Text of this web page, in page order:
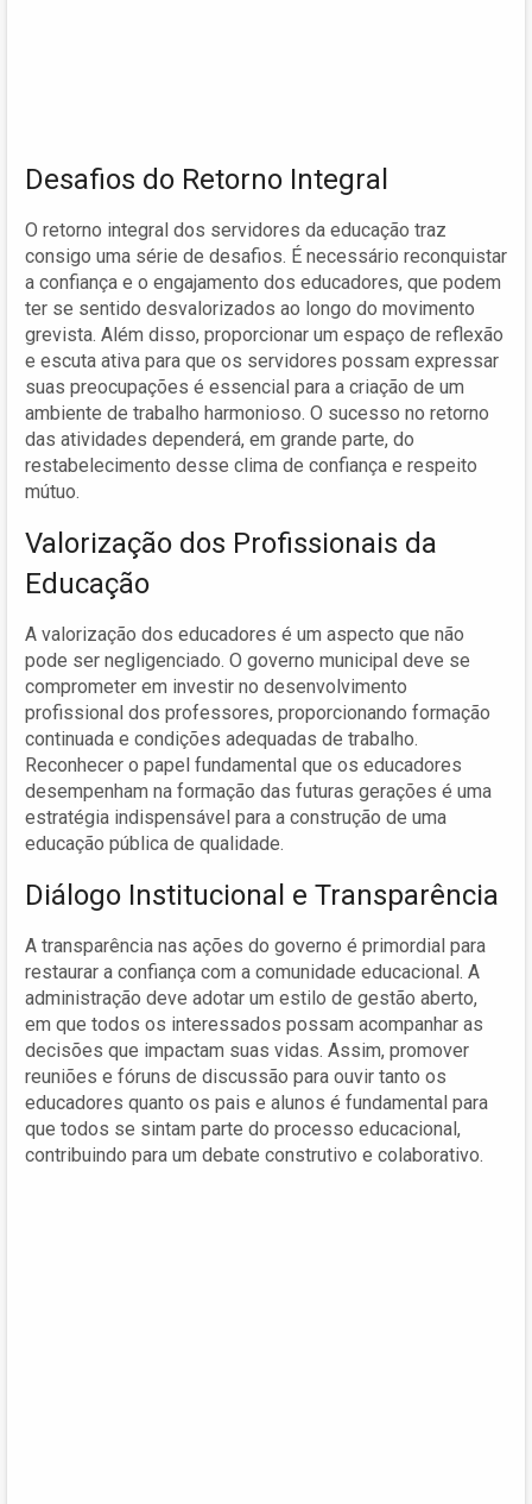
Desafios do Retorno Integral
O retorno integral dos servidores da educação traz
consigo uma série de desafios. É necessário reconquistar
a confiança e o engajamento dos educadores, que podem
ter se sentido desvalorizados ao longo do movimento
grevista. Além disso, proporcionar um espaço de reflexão
e escuta ativa para que os servidores possam expressar
suas preocupações é essencial para a criação de um
ambiente de trabalho harmonioso. O sucesso no retorno
das atividades dependerá, em grande parte, do
restabelecimento desse clima de confiança e respeito
mútuo.
Valorização dos Profissionais da
Educação
A valorização dos educadores é um aspecto que não
pode ser negligenciado. O governo municipal deve se
comprometer em investir no desenvolvimento
profissional dos professores, proporcionando formação
continuada e condições adequadas de trabalho.
Reconhecer o papel fundamental que os educadores
desempenham na formação das futuras gerações é uma
estratégia indispensável para a construção de uma
educação pública de qualidade.
Diálogo Institucional e Transparência
A transparência nas ações do governo é primordial para
restaurar a confiança com a comunidade educacional. A
administração deve adotar um estilo de gestão aberto,
em que todos os interessados possam acompanhar as
decisões que impactam suas vidas. Assim, promover
reuniões e fóruns de discussão para ouvir tanto os
educadores quanto os pais e alunos é fundamental para
que todos se sintam parte do processo educacional,
contribuindo para um debate construtivo e colaborativo.